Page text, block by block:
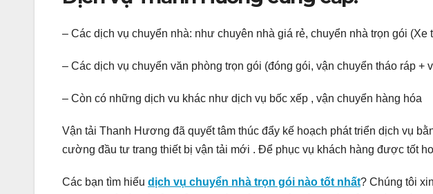
– Các dịch vụ chuyển nhà: như chuyên nhà giá rẻ, chuyển nhà trọn gói (Xe
– Các dịch vụ chuyển văn phòng trọn gói (đóng gói, vận chuyển tháo ráp +
– Còn có những dịch vu khác như dịch vụ bốc xếp , vận chuyển hàng hóa
Vận tải Thanh Hương đã quyết tâm thúc đẩy kế hoạch phát triển dịch vụ
cường đầu tư trang thiết bị vận tải mới . Để phục vụ khách hàng được tốt
Các bạn tìm hiểu dịch vụ chuyển nhà trọn gói nào tốt nhất? Chúng tôi